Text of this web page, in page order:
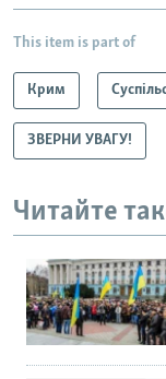
This item is part of
Крим
ЗВЕРНИ УВАГУ!
Читайте